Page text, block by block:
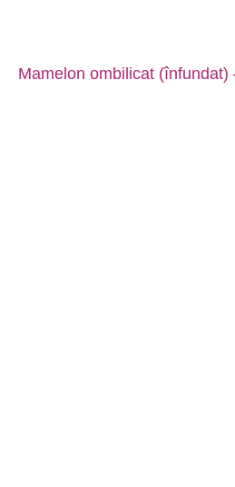
Mamelon ombilicat